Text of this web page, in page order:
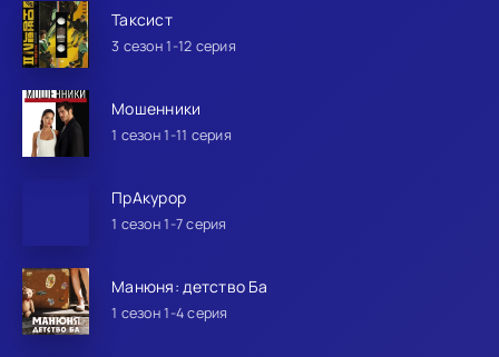
Таксист
3 сезон 1-12 серия
Мошенники
1 сезон 1-11 серия
ПрАкурор
1 сезон 1-7 серия
Манюня: детство Ба
1 сезон 1-4 серия